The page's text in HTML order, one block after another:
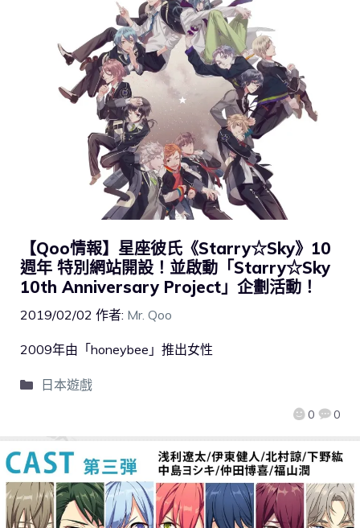
【Qoo情報】星座彼氏《Starry☆Sky》10
週年 特別網站開設！並啟動「Starry☆Sky
10th Anniversary Project」企劃活動！
2019/02/02 作者: Mr. Qoo
0 0
2009年由「honeybee」推出女性
日本遊戲